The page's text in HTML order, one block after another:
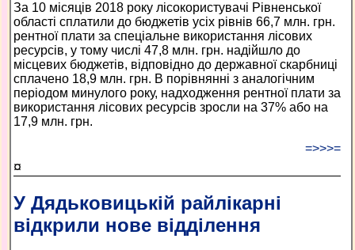
За 10 місяців 2018 року лісокористувачі Рівненської
області сплатили до бюджетів усіх рівнів 66,7 млн. грн.
рентної плати за спеціальне використання лісових
ресурсів, у тому числі 47,8 млн. грн. надійшло до
місцевих бюджетів, відповідно до державної скарбниці
сплачено 18,9 млн. грн. В порівнянні з аналогічним
періодом минулого року, надходження рентної плати за
використання лісових ресурсів зросли на 37% або на
17,9 млн. грн.
=>>>=
¤
У Дядьковицькій райлікарні
відкрили нове відділення